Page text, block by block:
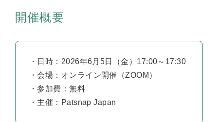
開催概要
・日時：2026年6月5日（金）17:00～17:30
・会場：オンライン開催（ZOOM）
・参加費：無料
・主催：Patsnap Japan